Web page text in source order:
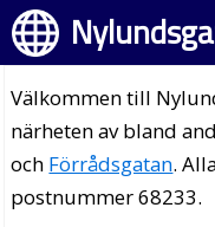
Välkommen till
närheten av bland
och Förrådsgatan.
postnummer 68233.